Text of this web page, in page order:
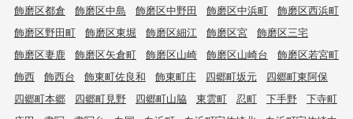
飾磨区都倉
飾磨区中島 飾磨区中野田 飾磨区中浜町
飾磨区西浜町
飾磨区野田町
飾磨区東堀 飾磨区細江 飾磨区宮
飾磨区三宅
飾磨区妻鹿
飾磨区矢倉町 飾磨区山崎 飾磨区山崎台
飾磨区若宮町
飾西
飾西台 飾東町佐良和 飾東町庄 四郷町坂元
四郷町東阿保
四郷町本郷
四郷町見野 四郷町山脇 東雲町 忍町 下手野
下寺町